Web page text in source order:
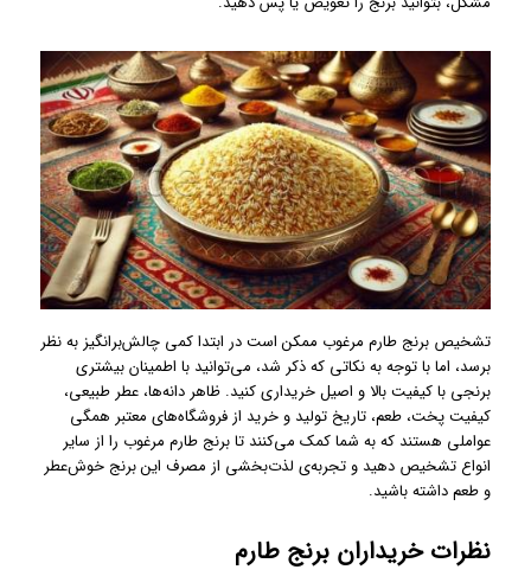
تشخیص برنج طارم مرغوب ممکن است در ابتدا کمی چالش‌برانگیز به نظر
برسد، اما با توجه به نکاتی که ذکر شد، می‌توانید با اطمینان بیشتری
برنجی با کیفیت بالا و اصیل خریداری کنید. ظاهر دانه‌ها، عطر طبیعی،
کیفیت پخت، طعم، تاریخ تولید و خرید از فروشگاه‌های معتبر همگی
عواملی هستند که به شما کمک می‌کنند تا برنج طارم مرغوب را از سایر
انواع تشخیص دهید و تجربه‌ی لذت‌بخشی از مصرف این برنج خوش‌عطر
و طعم داشته باشید.
نظرات خریداران برنج طارم